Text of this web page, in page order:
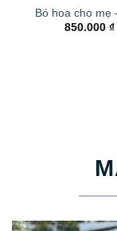
Bó hoa cho mẹ
850.000 ₫